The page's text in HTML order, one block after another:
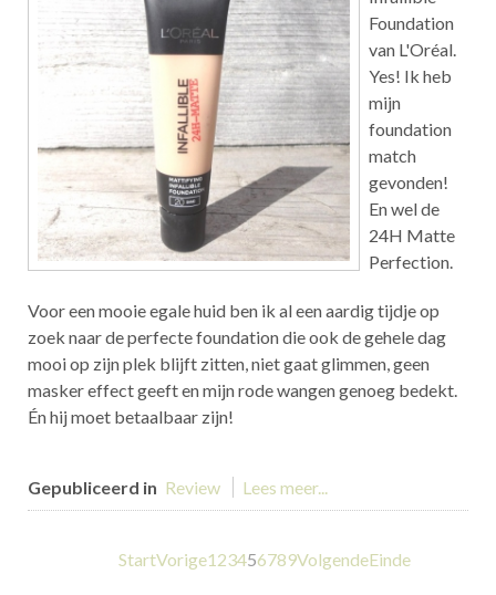
Foundation
van L'Oréal.
Yes! Ik heb
mijn
foundation
match
gevonden!
En wel de
24H Matte
Perfection.
Voor een mooie egale huid ben ik al een aardig tijdje op
zoek naar de perfecte foundation die ook de gehele dag
mooi op zijn plek blijft zitten, niet gaat glimmen, geen
masker effect geeft en mijn rode wangen genoeg bedekt.
Én hij moet betaalbaar zijn!
Gepubliceerd in Review Lees meer...
StartVorige1 23456789VolgendeEinde